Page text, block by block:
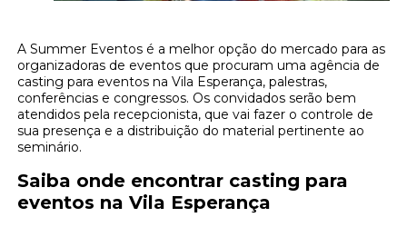
A Summer Eventos é a melhor opção do mercado para as
organizadoras de eventos que procuram uma agência de
casting para eventos na Vila Esperança, palestras,
conferências e congressos. Os convidados serão bem
atendidos pela recepcionista, que vai fazer o controle de
sua presença e a distribuição do material pertinente ao
seminário.
Saiba onde encontrar casting para
eventos na Vila Esperança